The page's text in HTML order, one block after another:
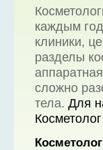
каждым
клиники,
разделы
сложно
тела. Для